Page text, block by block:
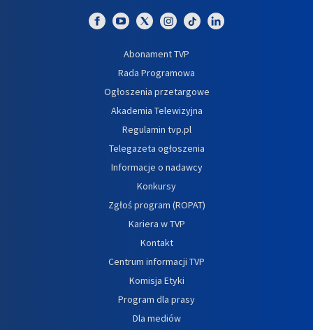
Abonament TVP
Rada Programowa
Ogłoszenia przetargowe
Akademia Telewizyjna
Regulamin tvp.pl
Telegazeta ogłoszenia
Informacje o nadawcy
Konkursy
Zgłoś program (ROPAT)
Kariera w TVP
Kontakt
Centrum informacji TVP
Komisja Etyki
Program dla prasy
Dla mediów